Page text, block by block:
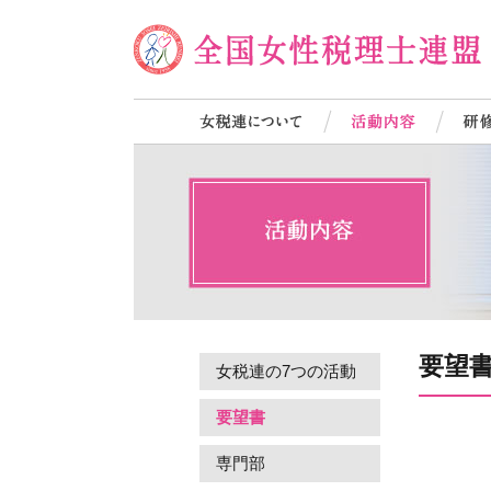
要望
女税連の7つの活動
要望書
専門部